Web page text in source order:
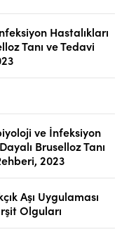
Hastalıkları
Tanı ve Tedavi
ve İnfeksiyon
Bruselloz Tanı
2023
Aşı Uygulaması
Olguları